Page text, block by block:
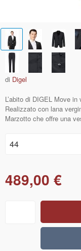
di Digel
L’abito di DIGEL Move
Realizzato con lana
Marzotto che offre una
489,00 €